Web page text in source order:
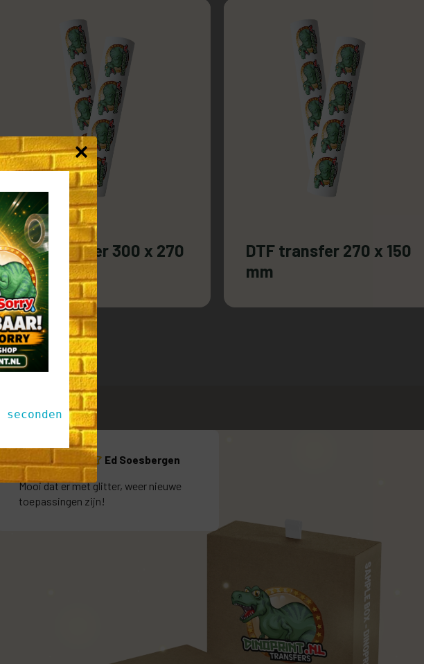
DTF transfer 300 x 270
mm
DTF transfer 270 x 150
mm
Ed Soesbergen
Mooi dat er met glitter, weer nieuwe
toepassingen zijn!
seconden